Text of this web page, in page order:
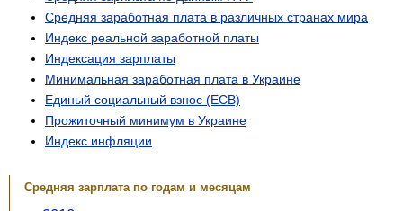
Средняя заработная плата в различных странах мира
Индекс реальной заработной платы
Индексация зарплаты
Минимальная заработная плата в Украине
Единый социальный взнос (ЕСВ)
Прожиточный минимум в Украине
Индекс инфляции
Средняя зарплата по годам и месяцам